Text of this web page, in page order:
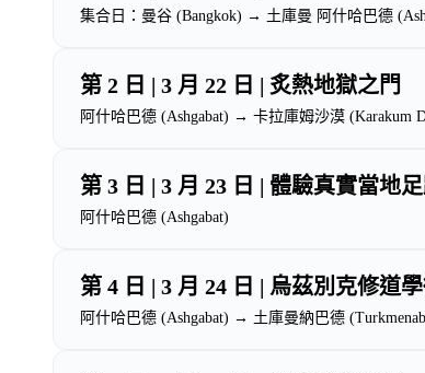
集合日：曼谷 (Bangkok) → 土庫曼 阿什哈巴德
第 2 日 | 3 月 22 日 | 炙熱地獄之門
阿什哈巴德 (Ashgabat) → 卡拉庫姆沙漠 (Karakum
第 3 日 | 3 月 23 日 | 體驗真實當地
阿什哈巴德 (Ashgabat)
第 4 日 | 3 月 24 日 | 烏茲別克修道
阿什哈巴德 (Ashgabat) → 土庫曼納巴德